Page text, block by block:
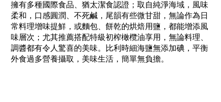
擁有多種國際食品、猶太潔食認證；取自純淨海域，風味
柔和，口感圓潤、不死鹹，尾韻有些微甘甜，無論作為日
常料理增味提鮮，或麵包、餅乾的烘焙用鹽，都能增添風
味層次；尤其推薦搭配特級初榨橄欖油享用，無論料理、
調醬都有令人驚喜的美味。比利時細海鹽無添加碘，平衡
外食過多營養攝取，美味生活，簡單無負擔。